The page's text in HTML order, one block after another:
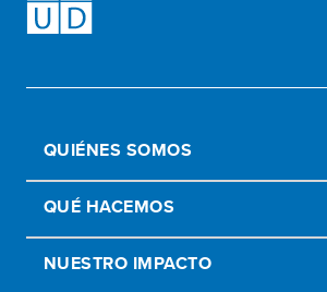
QUIÉNES SOMOS
QUÉ HACEMOS
NUESTRO IMPACTO